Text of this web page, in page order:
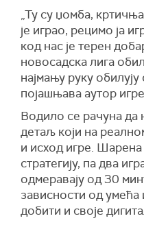
„Ту су џомба,
је играо, рецимо ја
код нас је терен
новосадска лига
најмању руку
појашњава аутор
Водило се рачуна да
детаљ који на
и исход игре.
стратегију, па два
одмеравају од 30
зависности од умећа
добити и своје